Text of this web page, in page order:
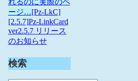
ージ…[Pz-LkC]
[2.5.7]Pz-LinkCard
ver2.5.7 リリース
のお知らせ
検索